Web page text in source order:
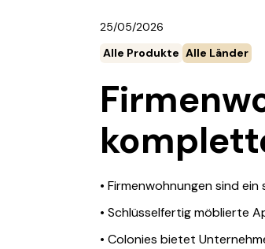
25/05/2026
Alle Produkte Alle Länder
• Firmenwohnungen sind
• Schlüsselfertig möblierte
• Colonies bietet